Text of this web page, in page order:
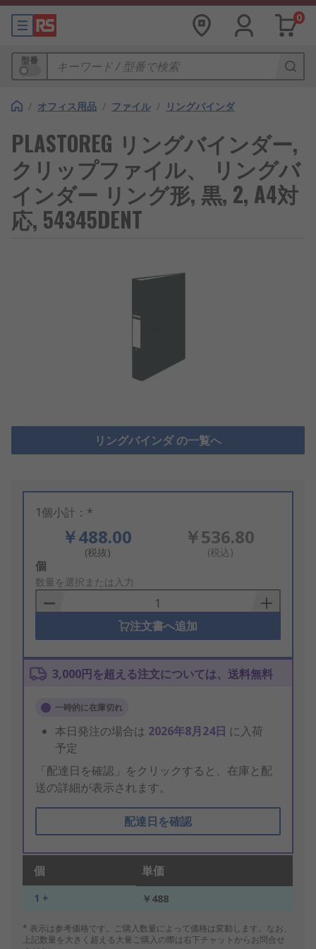
0
型番
/ オフィス用品 / ファイル / リングバインダ
PLASTOREG リングバインダー,
クリップファイル、 リングバ
インダー リング形, 黒, 2, A4対
応, 54345DENT
リングバインダ の一覧へ
1個小計：*
￥488.00
(税抜)
￥536.80
(税込)
Add
to
Basket
個
数量を選択または入力
注文書へ追加
3,000円を超える注文については、送料無料
一時的に在庫切れ
本日発注の場合は 2026年8月24日 に入荷
予定
「配達日を確認」をクリックすると、在庫と配
送の詳細が表示されます。
配達日を確認
個 単価
1 + ￥488
* 表示は参考価格です。ご購入数量によって価格は変動します。なお、
上記数量を大きく超える大量ご購入の際は右下チャットからお問合せ